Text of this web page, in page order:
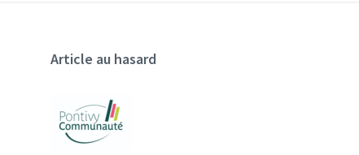
Article au hasard